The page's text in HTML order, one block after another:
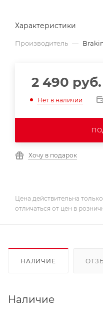
Характеристики
Производитель —
2 490 руб.
Нет в наличии
Хочу в подарок
Цена действительна
отличаться от цен в
НАЛИЧИЕ
Наличие